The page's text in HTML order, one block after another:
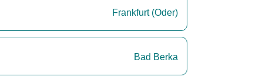
Frankfurt (Oder)
Bad Berka